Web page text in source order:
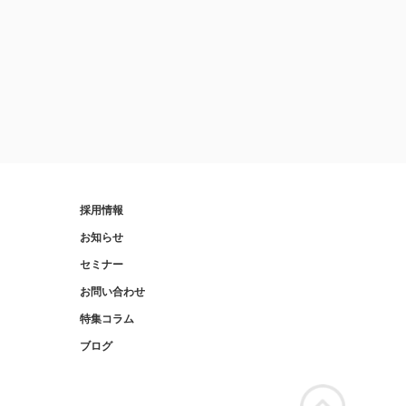
採用情報
お知らせ
セミナー
お問い合わせ
特集コラム
ブログ